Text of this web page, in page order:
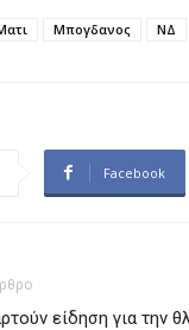
Μπογδανος ΝΔ
Facebook
είδηση για την